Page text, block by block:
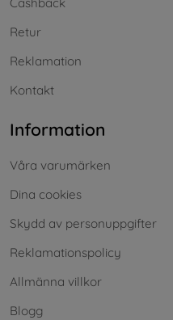
Retur
Reklamation
Kontakt
Information
Våra varumärken
Dina cookies
Skydd av personuppgifter
Reklamationspolicy
Allmänna villkor
Blogg